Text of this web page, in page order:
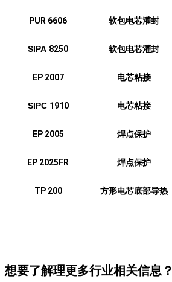
PUR 6606 软包电芯灌封
SIPA 8250 软包电芯灌封
EP 2007 电芯粘接
SIPC 1910 电芯粘接
EP 2005 焊点保护
EP 2025FR 焊点保护
TP 200 方形电芯底部导热
想要了解理更多行业相关信息？